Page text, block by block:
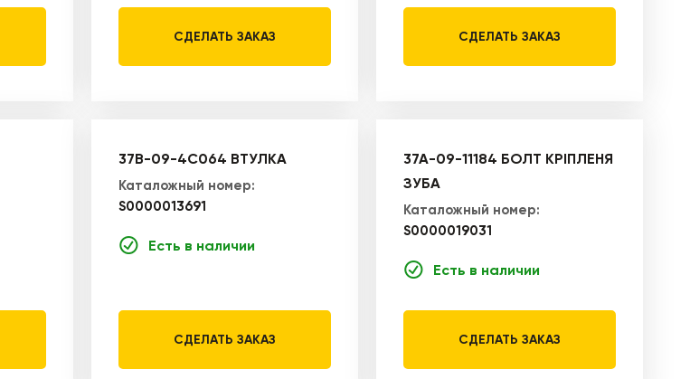
СДЕЛАТЬ ЗАКАЗ СДЕЛАТЬ ЗАКАЗ
37B-09-4C064 ВТУЛКА
Каталожный номер:
S0000013691
Есть в наличии
СДЕЛАТЬ ЗАКАЗ
37A-09-11184 БОЛТ КРІПЛЕНЯ
ЗУБА
Каталожный номер:
S0000019031
Есть в наличии
СДЕЛАТЬ ЗАКАЗ